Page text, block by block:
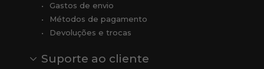
Gastos de envio
Métodos de pagamento
Devoluções e trocas
Suporte ao cliente